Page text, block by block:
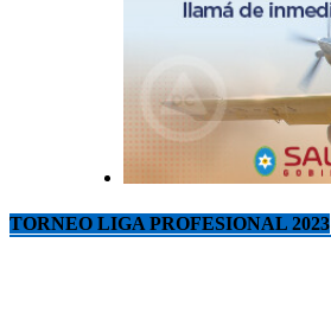
TORNEO LIGA PROFESIONAL 2023